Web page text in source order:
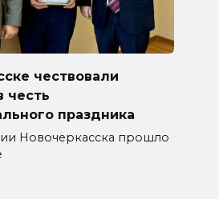
чествовали
честь
праздника
Новочеркасска прошло